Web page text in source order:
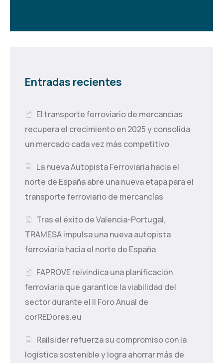
Entradas recientes
El transporte ferroviario de mercancías
recupera el crecimiento en 2025 y consolida
un mercado cada vez más competitivo
La nueva Autopista Ferroviaria hacia el
norte de España abre una nueva etapa para el
transporte ferroviario de mercancías
Tras el éxito de Valencia-Portugal,
TRAMESA impulsa una nueva autopista
ferroviaria hacia el norte de España
FAPROVE reivindica una planificación
ferroviaria que garantice la viabilidad del
sector durante el II Foro Anual de
corREDores.eu
Railsider refuerza su compromiso con la
logística sostenible y logra ahorrar más de